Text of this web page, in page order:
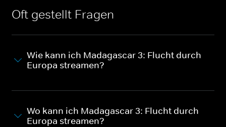
Oft gestellt Fragen
Wie kann ich Madagascar 3: Flucht durch
Europa streamen?
Wo kann ich Madagascar 3: Flucht durch
Europa streamen?